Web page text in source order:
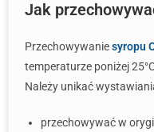
Jak
Przechowywaniesyropu
temperaturze poniżej
Należy unikać
przechowywać w